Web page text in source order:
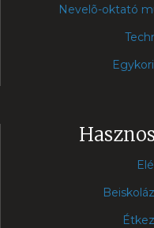
Nevelõ-oktató